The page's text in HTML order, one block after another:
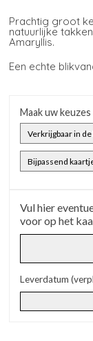
Prachtig groot
natuurlijke
Amaryllis.
Een echte
Maak uw keuzes
Vul hier
voor op het
Leverdatum